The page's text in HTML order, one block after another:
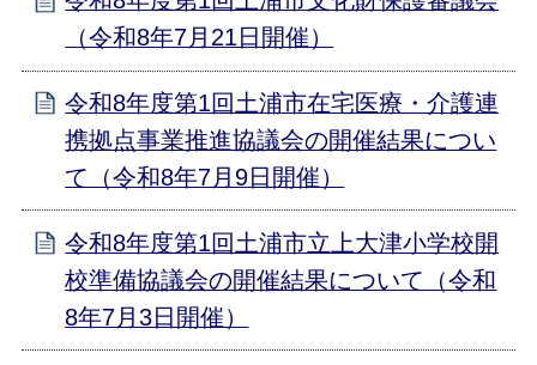
（令和8年7月21日開催）
令和8年度第1回土浦市在宅医療・介護連
携拠点事業推進協議会の開催結果につい
て（令和8年7月9日開催）
令和8年度第1回土浦市立上大津小学校開
校準備協議会の開催結果について（令和
8年7月3日開催）